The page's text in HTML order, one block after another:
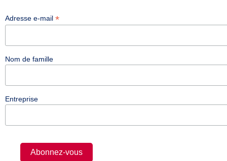
Adresse e-mail *
Nom de famille
Entreprise